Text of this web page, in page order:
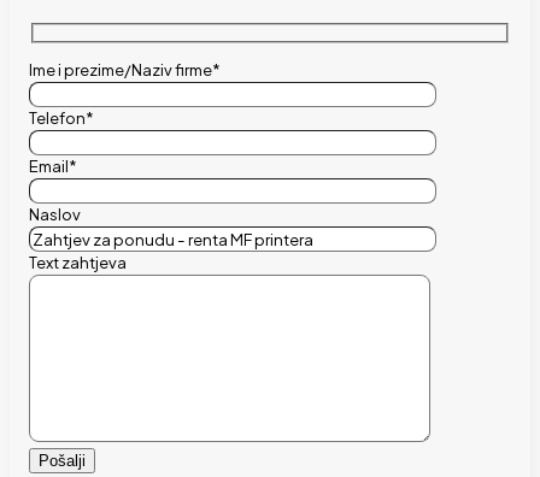
Ime i prezime/Naziv firme*
Telefon*
Email*
Naslov
Text zahtjeva